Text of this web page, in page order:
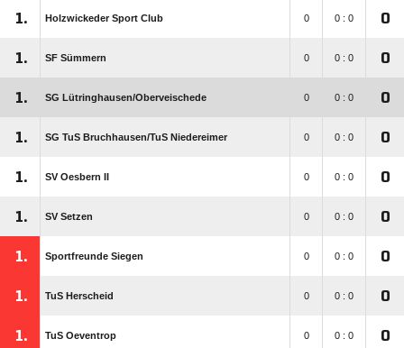
1. Holzwickeder Sport Club 0 0 : 0 0
1. SF Sümmern 0 0 : 0 0
1. SG Lütringhausen/​Oberveischede 0 0 : 0 0
1. SG TuS Bruchhausen/​TuS Niedereimer 0 0 : 0 0
1. SV Oesbern II 0 0 : 0 0
1. SV Setzen 0 0 : 0 0
1. Sportfreunde Siegen 0 0 : 0 0
1. TuS Herscheid 0 0 : 0 0
1. TuS Oeventrop 0 0 : 0 0